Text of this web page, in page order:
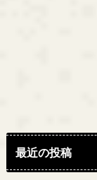
最近の投稿